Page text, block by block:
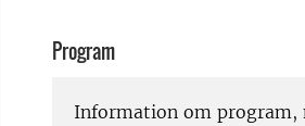
Program
Information om program,